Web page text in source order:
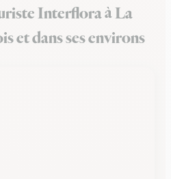
Interflora à La
et dans ses environs